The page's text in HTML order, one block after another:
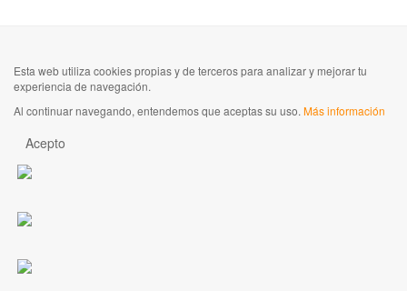
Esta web utiliza cookies propias y de terceros para analizar y mejorar tu
experiencia de navegación.
Al continuar navegando, entendemos que aceptas su uso. Más información
Acepto